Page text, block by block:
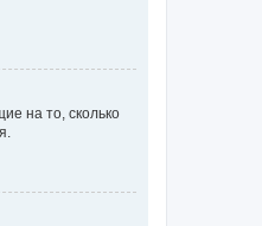
на то, сколько